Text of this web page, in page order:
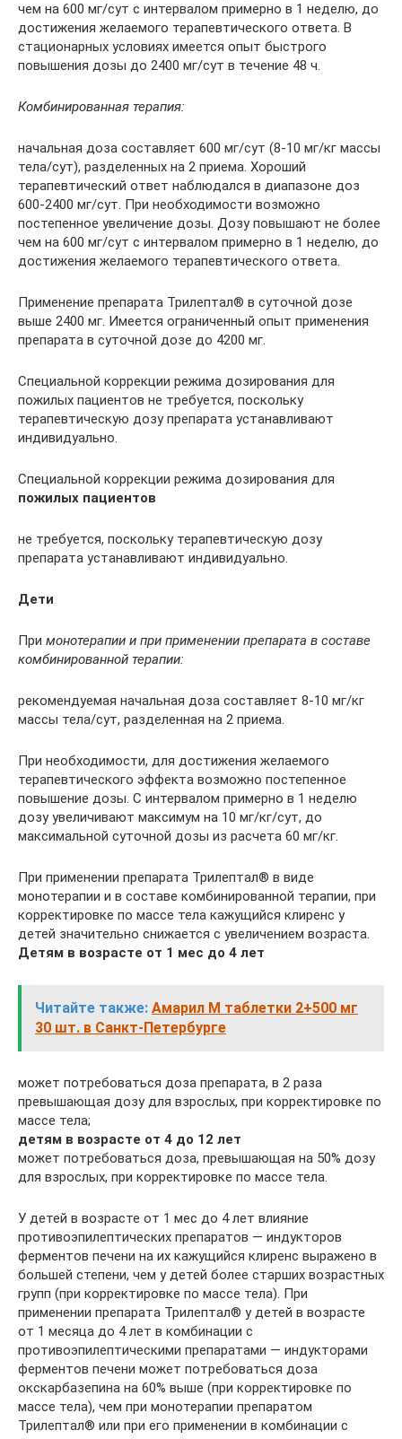
чем на 600 мг/сут с интервалом примерно в 1 неделю, до
достижения желаемого терапевтического ответа. В
стационарных условиях имеется опыт быстрого
повышения дозы до 2400 мг/сут в течение 48 ч.
Комбинированная терапия:
начальная доза составляет 600 мг/сут (8-10 мг/кг массы
тела/сут), разделенных на 2 приема. Хороший
терапевтический ответ наблюдался в диапазоне доз
600-2400 мг/сут. При необходимости возможно
постепенное увеличение дозы. Дозу повышают не более
чем на 600 мг/сут с интервалом примерно в 1 неделю, до
достижения желаемого терапевтического ответа.
Применение препарата Трилептал® в суточной дозе
выше 2400 мг. Имеется ограниченный опыт применения
препарата в суточной дозе до 4200 мг.
Специальной коррекции режима дозирования для
пожилых пациентов не требуется, поскольку
терапевтическую дозу препарата устанавливают
индивидуально.
Специальной коррекции режима дозирования для
пожилых пациентов
не требуется, поскольку терапевтическую дозу
препарата устанавливают индивидуально.
Дети
При монотерапии и при применении препарата в составе
комбинированной терапии:
рекомендуемая начальная доза составляет 8-10 мг/кг
массы тела/сут, разделенная на 2 приема.
При необходимости, для достижения желаемого
терапевтического эффекта возможно постепенное
повышение дозы. С интервалом примерно в 1 неделю
дозу увеличивают максимум на 10 мг/кг/сут, до
максимальной суточной дозы из расчета 60 мг/кг.
При применении препарата Трилептал® в виде
монотерапии и в составе комбинированной терапии, при
корректировке по массе тела кажущийся клиренс у
детей значительно снижается с увеличением возраста.
Детям в возрасте от 1 мес до 4 лет
Читайте также: Амарил М таблетки 2+500 мг
30 шт. в Санкт-Петербурге
может потребоваться доза препарата, в 2 раза
превышающая дозу для взрослых, при корректировке по
массе тела;
детям в возрасте от 4 до 12 лет
может потребоваться доза, превышающая на 50% дозу
для взрослых, при корректировке по массе тела.
У детей в возрасте от 1 мес до 4 лет влияние
противоэпилептических препаратов — индукторов
ферментов печени на их кажущийся клиренс выражено в
большей степени, чем у детей более старших возрастных
групп (при корректировке по массе тела). При
применении препарата Трилептал® у детей в возрасте
от 1 месяца до 4 лет в комбинации с
противоэпилептическими препаратами — индукторами
ферментов печени может потребоваться доза
окскарбазепина на 60% выше (при корректировке по
массе тела), чем при монотерапии препаратом
Трилептал® или при его применении в комбинации с